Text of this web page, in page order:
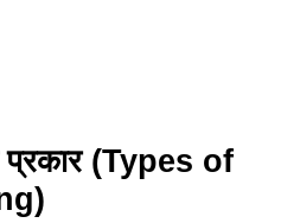
प्रकार (Types of